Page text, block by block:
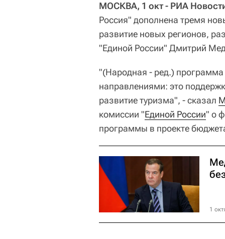
МОСКВА, 1 окт - РИА
Россия" дополнена тремя
развитие новых регионов,
"Единой России" Дмитрий
"(Народная - ред.)
направлениями: это
развитие туризма", - сказал
комиссии "Единой России" о
программы в проекте
1